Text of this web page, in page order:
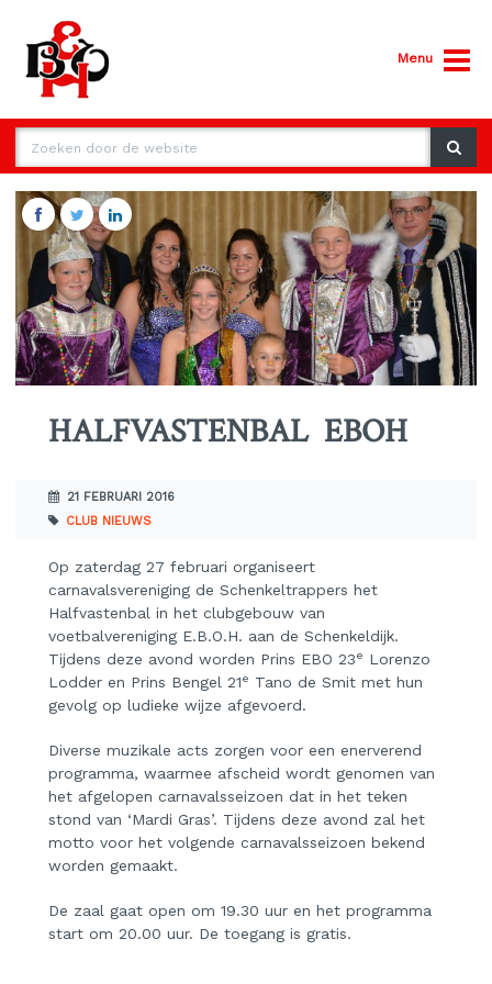
Menu
HALFVASTENBAL EBOH
21 FEBRUARI 2016
CLUB NIEUWS
Op zaterdag 27 februari organiseert
carnavalsvereniging de Schenkeltrappers het
Halfvastenbal in het clubgebouw van
voetbalvereniging E.B.O.H. aan de Schenkeldijk.
Tijdens deze avond worden Prins EBO 23e Lorenzo
Lodder en Prins Bengel 21e Tano de Smit met hun
gevolg op ludieke wijze afgevoerd.
Diverse muzikale acts zorgen voor een enerverend
programma, waarmee afscheid wordt genomen van
het afgelopen carnavalsseizoen dat in het teken
stond van ‘Mardi Gras’. Tijdens deze avond zal het
motto voor het volgende carnavalsseizoen bekend
worden gemaakt.
De zaal gaat open om 19.30 uur en het programma
start om 20.00 uur. De toegang is gratis.